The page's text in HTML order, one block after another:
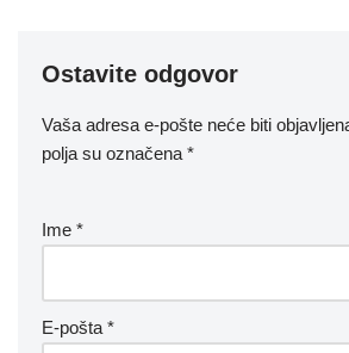
Ostavite odgovor
Vaša adresa e-pošte neće biti
polja su označena *
Ime *
E-pošta *